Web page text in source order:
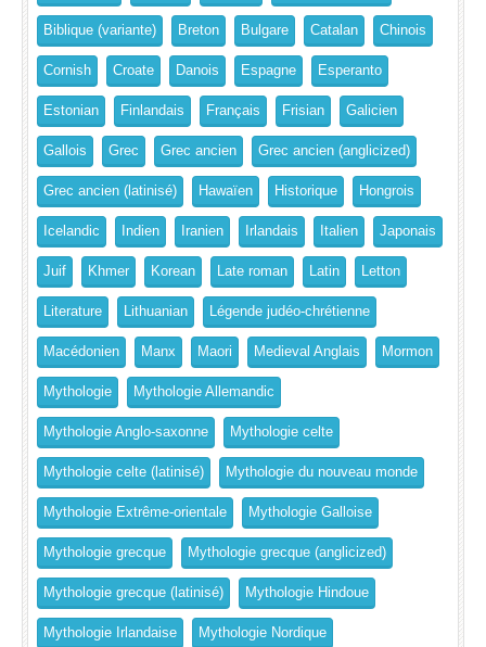
Biblique (variante) Breton Bulgare Catalan Chinois
Cornish Croate Danois Espagne Esperanto
Estonian Finlandais Français Frisian Galicien
Gallois Grec Grec ancien Grec ancien (anglicized)
Grec ancien (latinisé) Hawaïen Historique Hongrois
Icelandic Indien Iranien Irlandais Italien Japonais
Juif Khmer Korean Late roman Latin Letton
Literature Lithuanian Légende judéo-chrétienne
Macédonien Manx Maori Medieval Anglais Mormon
Mythologie Mythologie Allemandic
Mythologie Anglo-saxonne Mythologie celte
Mythologie celte (latinisé) Mythologie du nouveau monde
Mythologie Extrême-orientale Mythologie Galloise
Mythologie grecque Mythologie grecque (anglicized)
Mythologie grecque (latinisé) Mythologie Hindoue
Mythologie Irlandaise Mythologie Nordique